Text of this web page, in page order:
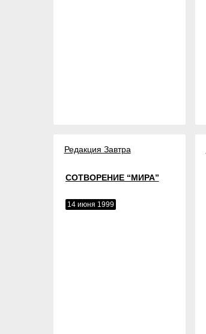
Редакция Завтра
СОТВОРЕНИЕ “МИРА”
14 июня 1999